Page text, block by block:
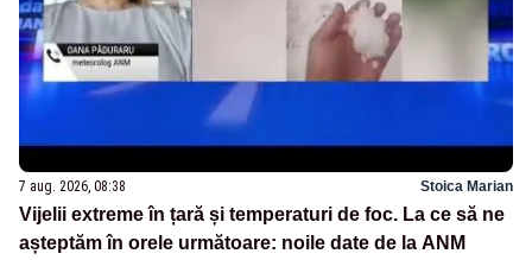
7 aug. 2026, 08:38 Stoica Marian
Vijelii extreme în țară și temperaturi de foc. La ce să ne
așteptăm în orele următoare: noile date de la ANM